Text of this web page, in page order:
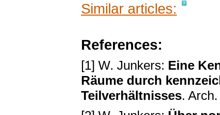
Similar articles:
References:
[1] W. Junkers: Eine
Räume durch
Teilverhältnisses.